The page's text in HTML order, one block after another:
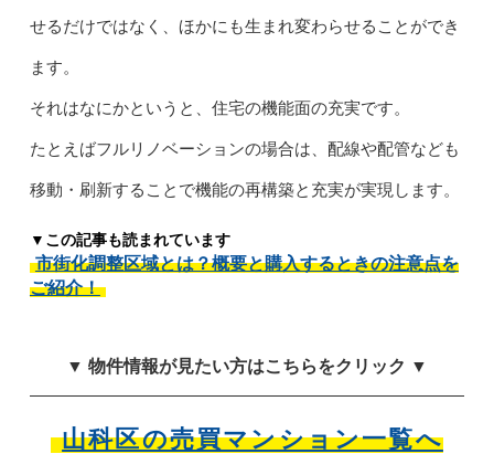
せるだけではなく、ほかにも生まれ変わらせることができ
ます。
それはなにかというと、住宅の機能面の充実です。
たとえばフルリノベーションの場合は、配線や配管なども
移動・刷新することで機能の再構築と充実が実現します。
▼この記事も読まれています
市街化調整区域とは？概要と購入するときの注意点を
ご紹介！
▼ 物件情報が見たい方はこちらをクリック ▼
山科区の売買マンション一覧へ